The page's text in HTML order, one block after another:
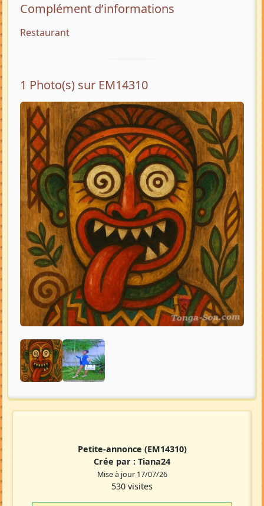
Complément d’informations
Restaurant
1 Photo(s) sur EM14310
Petite-annonce (EM14310)
Crée par : Tiana24
Mise à jour 17/07/26
530 visites